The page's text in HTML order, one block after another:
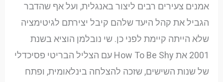
אמנים צעירים רבים ליצור באנגלית, ועל אף שהדבר
הגביל את קהל היעד שלהם קיבל יצירתם לגיטימציה
שלא הייתה קיימת לפני כן. שי נובלמן הוציא בשנת
2001 את How To Be Shy עם הצליל הבריטי פסיכדלי
של שנות השישים, שזכה להצלחה בינלאומית, ופתח